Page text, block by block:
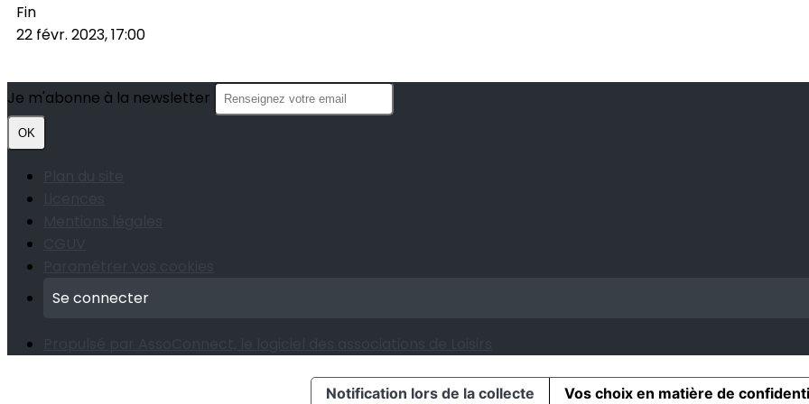
Fin
22 févr. 2023, 17:00
Je m'abonne à la newsletter
OK
Se connecter
Notification lors de la collecte Vos choix en matière de